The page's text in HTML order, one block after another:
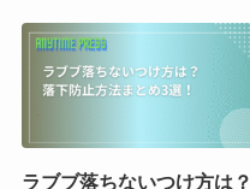
ラブブ落ちないつけ方は？